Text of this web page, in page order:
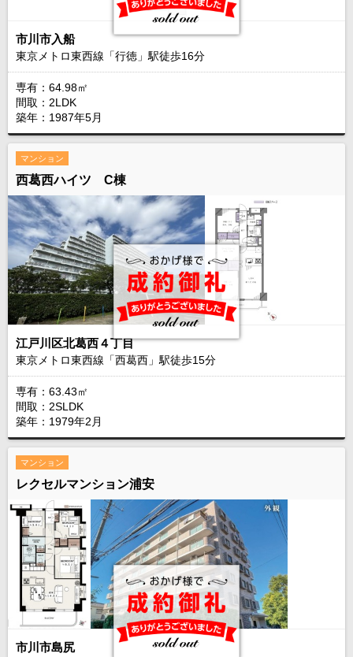
市川市入船
東京メトロ東西線「行徳」駅徒歩16分
専有：64.98㎡
間取：2LDK
築年：1987年5月
マンション
西葛西ハイツ C棟
江戸川区北葛西４丁目
東京メトロ東西線「西葛西」駅徒歩15分
専有：63.43㎡
間取：2SLDK
築年：1979年2月
マンション
レクセルマンション浦安
市川市島尻